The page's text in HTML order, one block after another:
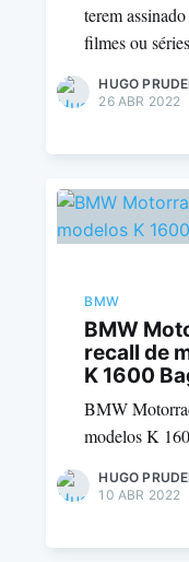
terem
filmes ou
HUGO
26 ABR 2022
BMW
BMW
recall de
K 1600
BMW
modelos K
HUGO
10 ABR 2022